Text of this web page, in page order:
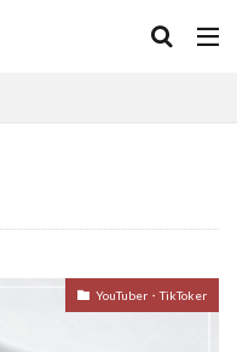
YouTuber・TikToker